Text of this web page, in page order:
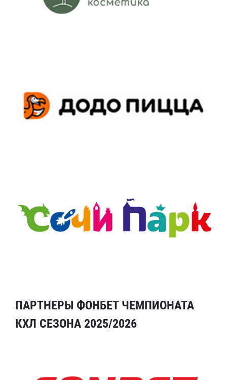
ПАРТНЕРЫ ФОНБЕТ ЧЕМПИОНАТА
КХЛ СЕЗОНА 2025/2026